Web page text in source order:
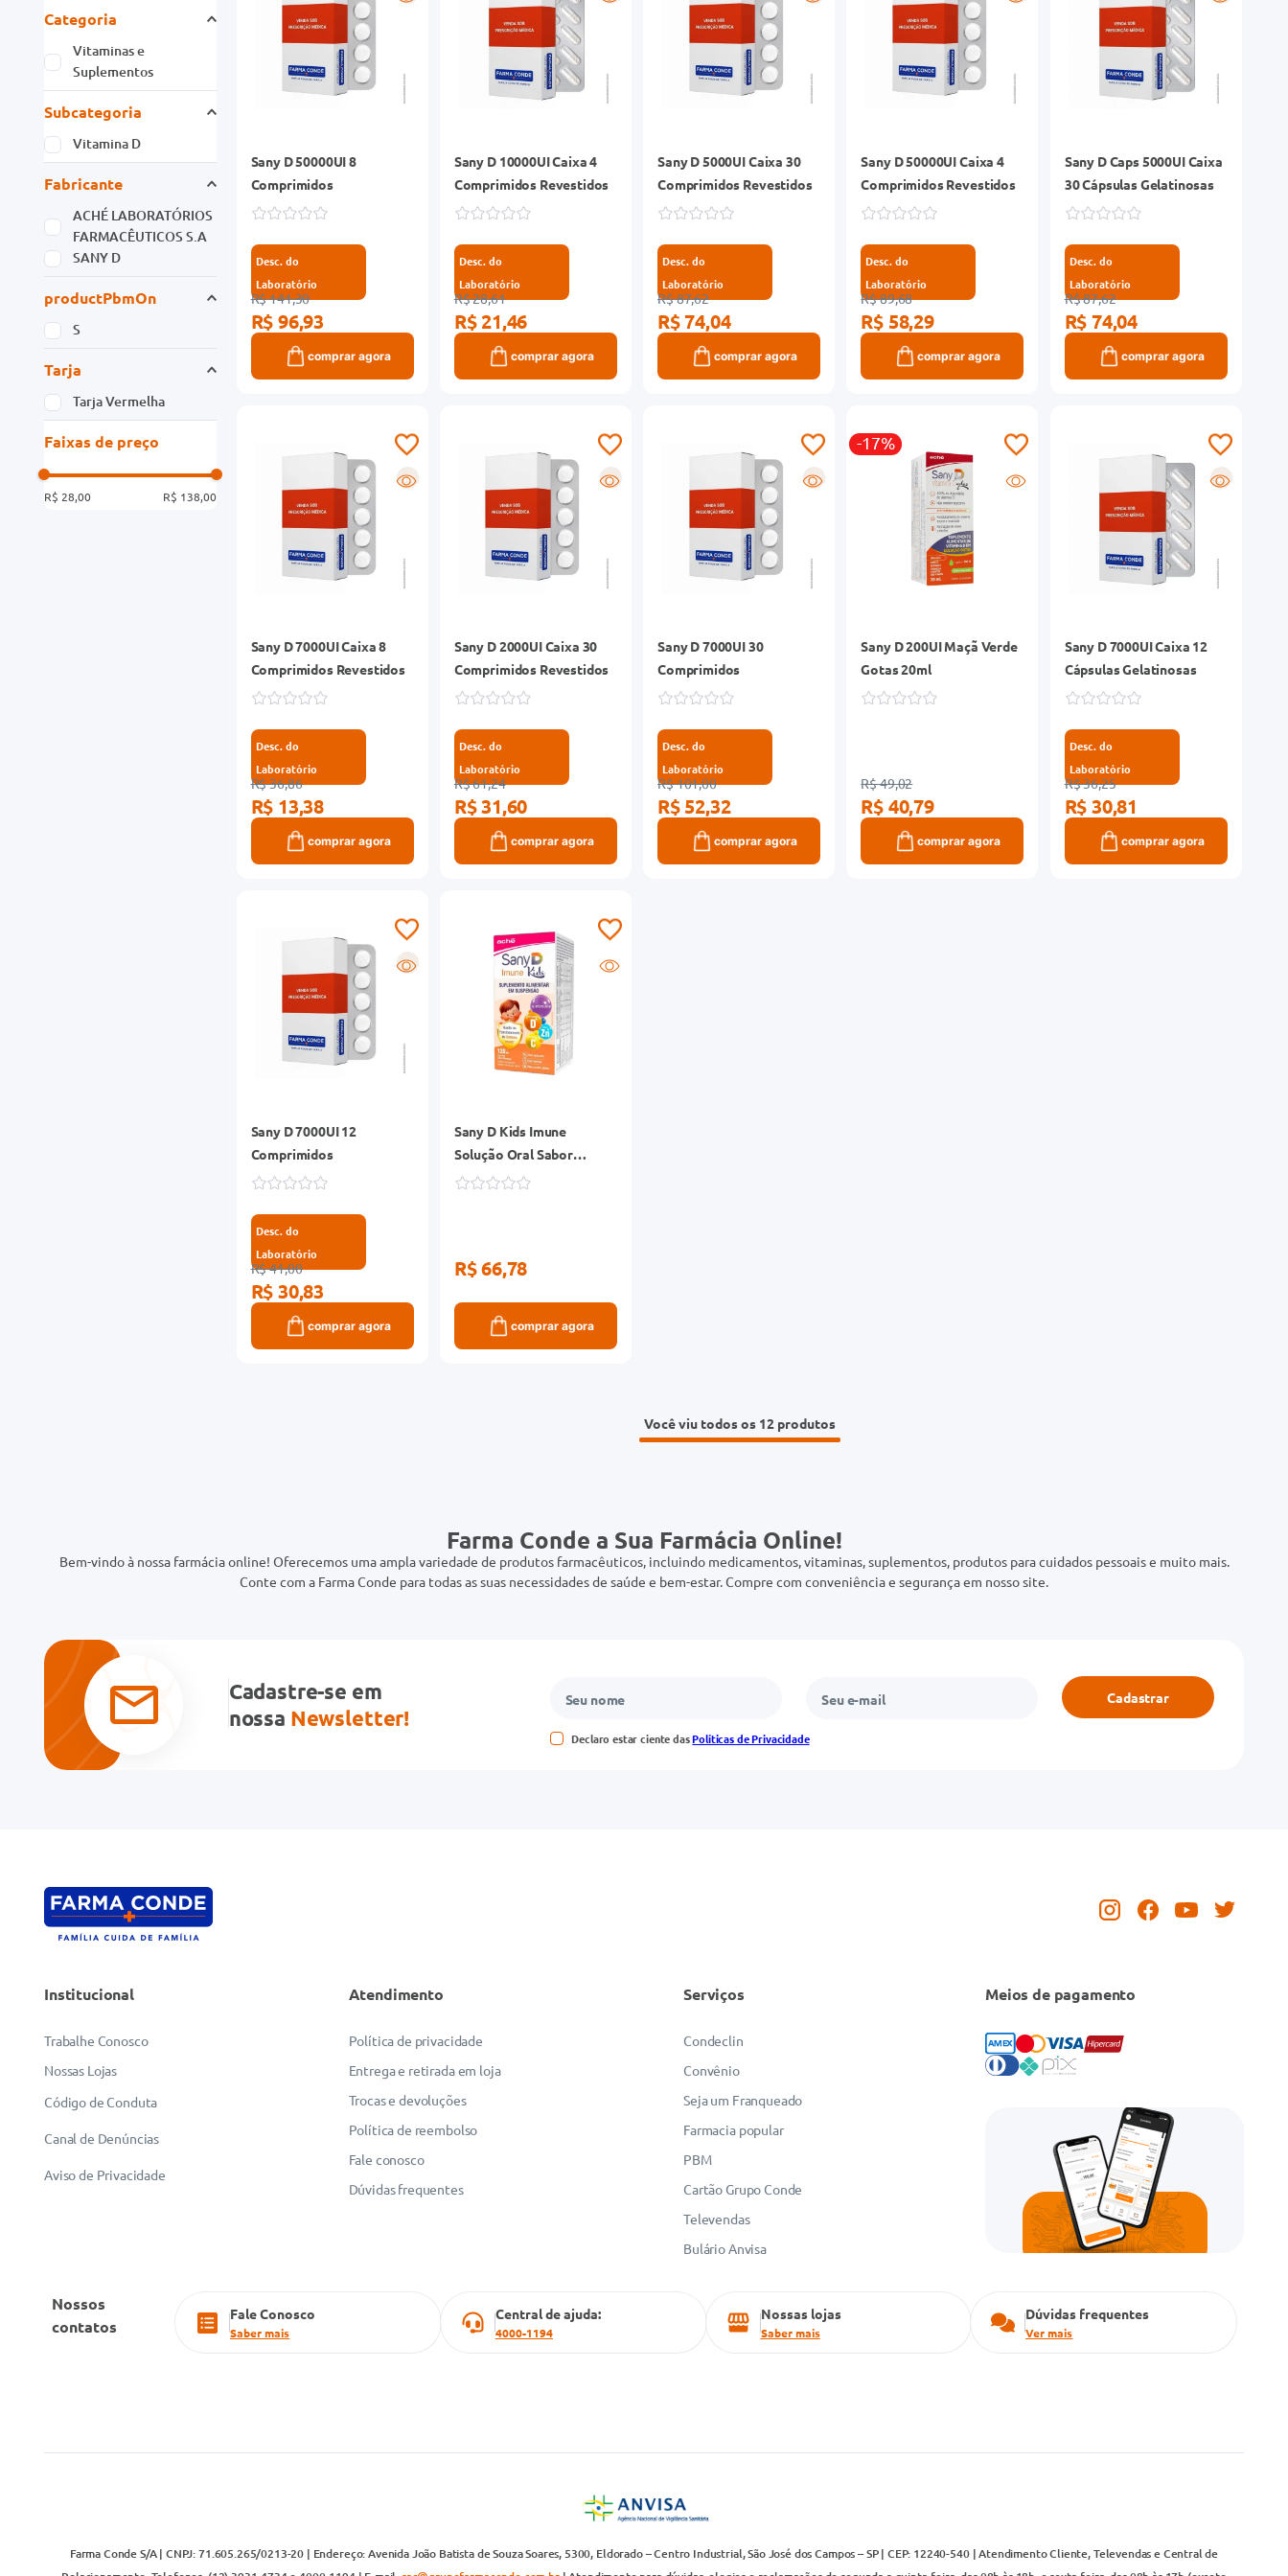
Categoria
Vitaminas e
Suplementos
Subcategoria
Vitamina D
Fabricante
ACHÉ LABORATÓRIOS
FARMACÊUTICOS S.A
SANY D
productPbmOn
S
Tarja
Tarja Vermelha
Faixas de preço
R$ 28,00 R$ 138,00
Sany D 50000UI 8
Comprimidos
Desc. do
Laboratório
R$ 141,30
R$ 96,93
comprar agora
Sany D 10000UI Caixa 4
Comprimidos Revestidos
Desc. do
Laboratório
R$ 28,61
R$ 21,46
comprar agora
Sany D 5000UI Caixa 30
Comprimidos Revestidos
Desc. do
Laboratório
R$ 87,62
R$ 74,04
comprar agora
Sany D 50000UI Caixa 4
Comprimidos Revestidos
Desc. do
Laboratório
R$ 89,68
R$ 58,29
comprar agora
Sany D Caps 5000UI Caixa
30 Cápsulas Gelatinosas
Desc. do
Laboratório
R$ 87,62
R$ 74,04
comprar agora
R
Sany D 7000UI Caixa 8
Comprimidos Revestidos
Desc. do
Laboratório
R$ 36,86
R$ 13,38
comprar agora
R
Sany D 2000UI Caixa 30
Comprimidos Revestidos
Desc. do
Laboratório
R$ 61,24
R$ 31,60
comprar agora
R
Sany D 7000UI 30
Comprimidos
Desc. do
Laboratório
R$ 101,00
R$ 52,32
comprar agora
-17%
Sany D 200UI Maçã Verde
Gotas 20ml
R$ 49,02
R$ 40,79
comprar agora
R
Sany D 7000UI Caixa 12
Cápsulas Gelatinosas
Desc. do
Laboratório
R$ 36,25
R$ 30,81
comprar agora
R
Sany D 7000UI 12
Comprimidos
Desc. do
Laboratório
R$ 41,00
R$ 30,83
comprar agora
Sany D Kids Imune
Solução Oral Sabor
Morango Frasco 120ml
R$ 66,78
comprar agora
Você viu todos os 12
Farma Conde a Sua Farmácia Online!
Bem-vindo à nossa farmácia online! Oferecemos uma ampla variedade de produtos farmacêuticos, incluindo medicamentos, vitaminas, suplementos, produtos para cuidados pessoais e muito mais.
Conte com a Farma Conde para todas as suas necessidades de saúde e bem-estar. Compre com conveniência e segurança em nosso site.
Cadastre-se em
nossa Newsletter!
Declaro estar ciente dasPolíticas de Privacidade
Cadastrar
Institucional
Trabalhe Conosco
Nossas Lojas
Código de Conduta
Canal de Denúncias
Aviso de Privacidade
Atendimento
Política de privacidade
Entrega e retirada em loja
Trocas e devoluções
Política de reembolso
Fale conosco
Dúvidas frequentes
Serviços
Condeclin
Convênio
Seja um Franqueado
Farmacia popular
PBM
Cartão Grupo Conde
Televendas
Bulário Anvisa
Meios de pagamento
Nossos
contatos
Fale Conosco
Saber mais
Central de ajuda:
4000-1194
Nossas lojas
Saber mais
Dúvidas frequentes
Ver mais
Farma Conde S/A | CNPJ: 71.605.265/0213-20 | Endereço: Avenida João Batista de Souza Soares, 5300, Eldorado – Centro Industrial, São José dos Campos – SP | CEP: 12240-540 | Atendimento Cliente, Televendas e Central de